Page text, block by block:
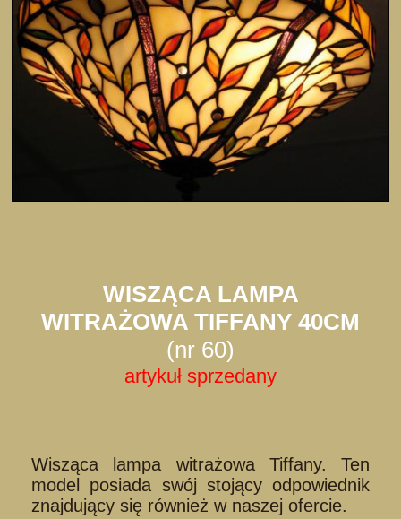
WISZĄCA LAMPA
WITRAŻOWA TIFFANY 40CM
(nr 60)
artykuł sprzedany
Wisząca lampa witrażowa Tiffany. Ten
model posiada swój stojący odpowiednik
znajdujący się również w naszej ofercie.